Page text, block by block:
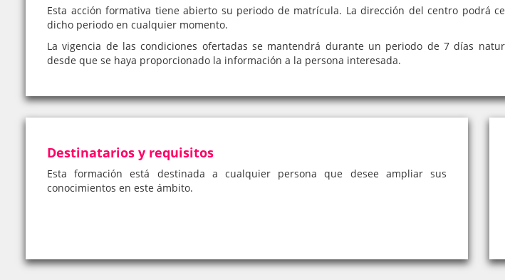
Esta acción formativa tiene abierto su periodo de matrícula. La dirección del centro podrá
dicho periodo en cualquier momento.
La vigencia de las condiciones ofertadas se mantendrá durante un periodo de 7 días
desde que se haya proporcionado la información a la persona interesada.
Destinatarios y requisitos
Esta formación está destinada a cualquier persona que desee ampliar sus
conocimientos en este ámbito.